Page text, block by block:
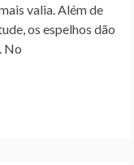
valia. Além de
os espelhos dão
No